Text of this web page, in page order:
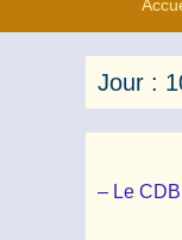
Jour :
– Le